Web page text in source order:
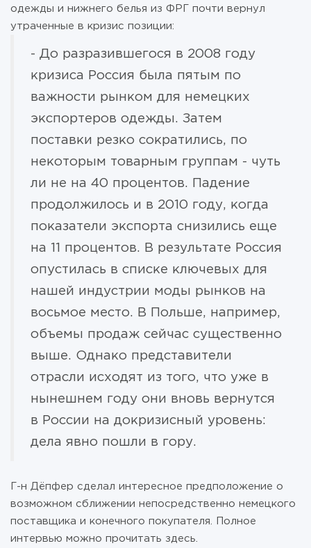
одежды и нижнего белья из ФРГ почти вернул
утраченные в кризис позиции:
- До разразившегося в 2008 году
кризиса Россия была пятым по
важности рынком для немецких
экспортеров одежды. Затем
поставки резко сократились, по
некоторым товарным группам - чуть
ли не на 40 процентов. Падение
продолжилось и в 2010 году, когда
показатели экспорта снизились еще
на 11 процентов. В результате Россия
опустилась в списке ключевых для
нашей индустрии моды рынков на
восьмое место. В Польше, например,
объемы продаж сейчас существенно
выше. Однако представители
отрасли исходят из того, что уже в
нынешнем году они вновь вернутся
в России на докризисный уровень:
дела явно пошли в гору.
Г-н Дёпфер сделал интересное предположение о
возможном сближении непосредственно немецкого
поставщика и конечного покупателя. Полное
интервью можно прочитать здесь.